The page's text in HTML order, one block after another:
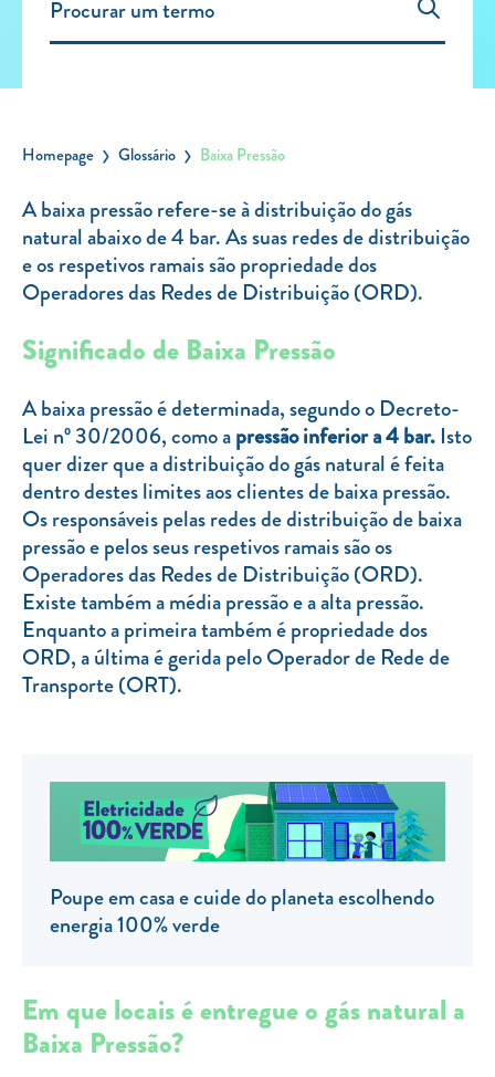
Carregar Fora de Casa
Leituras
Sobre nós
Contactos
FAQ
Blog
Mais informações
SERVIÇOS
ROTULAGEM
JUNTE-SE A NÓS
TARIFA SOCIAL
APP MOBILE
CONTADORES ELÉTRICOS
FATURAS
PRÉMIOS
FRAUDE E SEGURANÇA
Preços de referência
Política de privacidade
Clientes com necessidades especiais
Clientes prioritários
Homepage Glossário Baixa Pressão
A baixa pressão refere-se à distribuição do gás
natural abaixo de 4 bar. As suas redes de distribuição
e os respetivos ramais são propriedade dos
Operadores das Redes de Distribuição (ORD).
Significado de Baixa Pressão
A baixa pressão é determinada, segundo o Decreto-
Lei nº 30/2006, como apressão inferior a 4 bar. Isto
quer dizer que a distribuição do gás natural é feita
dentro destes limites aos clientes de baixa pressão.
Os responsáveis pelas redes de distribuição de baixa
pressão e pelos seus respetivos ramais são os
Operadores das Redes de Distribuição (ORD).
Existe também a média pressão e a alta pressão.
Enquanto a primeira também é propriedade dos
ORD, a última é gerida pelo Operador de Rede de
Transporte (ORT).
Poupe em casa e cuide do planeta escolhendo
energia 100% verde
Em que locais é entregue o gás natural a
Baixa Pressão?